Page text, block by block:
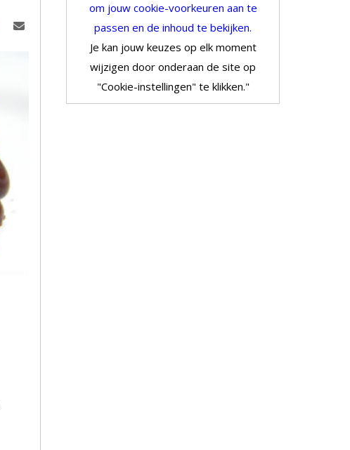
om jouw cookie-voorkeuren aan te
passen en de inhoud te bekijken.
Je kan jouw keuzes op elk moment
wijzigen door onderaan de site op
"Cookie-instellingen" te klikken."